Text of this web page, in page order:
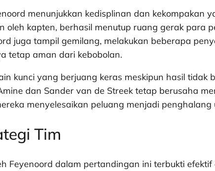
menunjukkan kedisplinan dan kekompakan
oleh kapten, berhasil menutup ruang gerak para
juga tampil gemilang, melakukan beberapa
tetap aman dari kebobolan.
kunci yang berjuang keras meskipun hasil tidak
dan Sander van de Streek tetap berusaha
menyelesaikan peluang menjadi penghalang
Tim
Feyenoord dalam pertandingan ini terbukti